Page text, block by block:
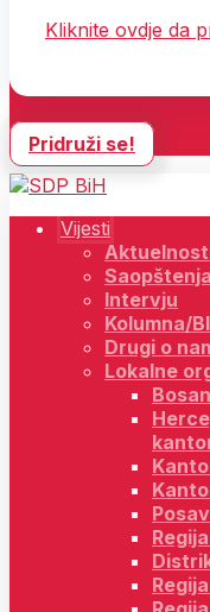
Kliknite ovdje da
Pridruži se!
Vijesti
Intervju
Kolumna/
Drugi o
Lokalne